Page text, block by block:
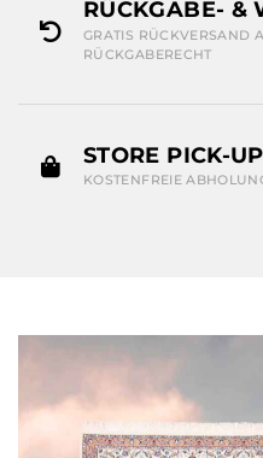
RÜCKGABE- &
GRATIS RÜCKVERSAND
RÜCKGABERECHT
STORE PICK-
KOSTENFREIE